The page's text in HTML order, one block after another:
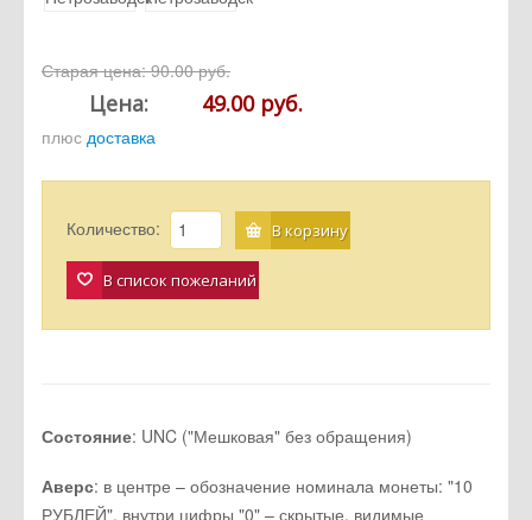
Старая цена:90.00 руб.
Цена: 49.00 руб.
плюс доставка
Количество: В корзину
В список пожеланий
Состояние: UNC ("Мешковая" без обращения)
Аверс: в центре – обозначение номинала монеты: "10
РУБЛЕЙ", внутри цифры "0" – скрытые, видимые